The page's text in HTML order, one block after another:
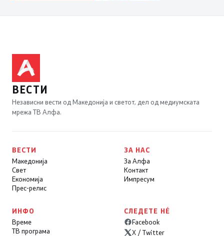
ВЕСТИ
Независни вести од Македонија и светот, дел од медиумската
мрежа ТВ Алфа.
ВЕСТИ
Македонија
Свет
Економија
Прес-релис
ЗА НАС
За Алфа
Контакт
Импресум
ИНФО
Време
ТВ програма
СЛЕДЕТЕ НÉ
Facebook
X / Twitter